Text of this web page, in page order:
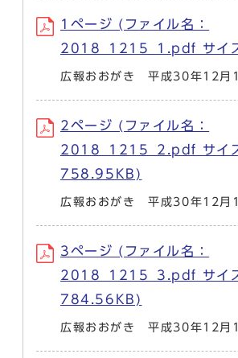
1ページ (ファイル名：
2018_1215_1.pdf サイ
広報おおがき 平成30年12月
2ページ (ファイル名：
2018_1215_2.pdf サイ
758.95KB)
広報おおがき 平成30年12月
3ページ (ファイル名：
2018_1215_3.pdf サイ
784.56KB)
広報おおがき 平成30年12月